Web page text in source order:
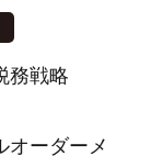
務戦略
オーダーメ